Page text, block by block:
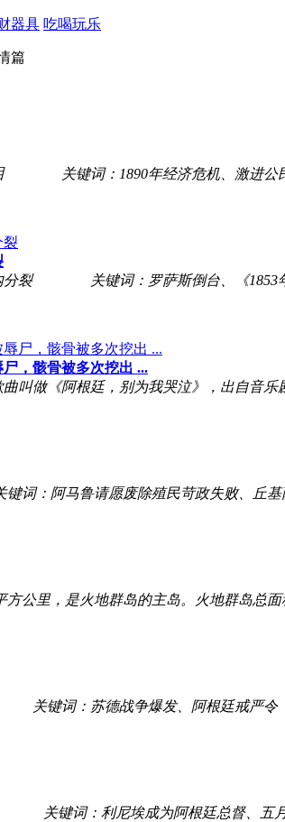
器具 吃喝玩乐
篇
关键词：1890年经济危机、激进公
分裂 关键词：罗萨斯倒台、《1853
，骸骨被多次挖出 ...
叫做《阿根廷，别为我哭泣》，出自音
阿马鲁请愿废除殖民苛政失败、丘基
公里，是火地群岛的主岛。火地群岛总
词：苏德战争爆发、阿根廷戒严令
词：利尼埃成为阿根廷总督、五月